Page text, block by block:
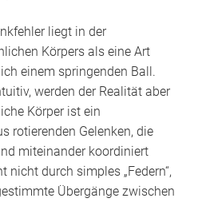
liegt in der
Körpers als eine Art
einem springenden Ball.
werden der Realität aber
Körper ist ein
rotierenden Gelenken, die
miteinander koordiniert
nicht durch simples „Federn“,
Übergänge zwischen